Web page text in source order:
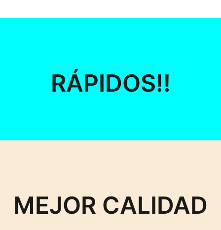
RÁPIDOS!!
MEJOR CALIDAD